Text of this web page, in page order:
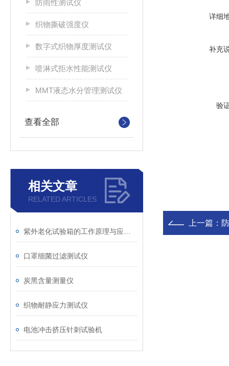
防雨性测试仪
织物撕破强度仪
数字式织物厚度测试仪
喷淋式拒水性能测试仪
MMT液态水分管理测试仪
查看全部
相关文章
RELATED ARTICLES
口罩细菌过滤测试仪
炭黑含量测量仪
织物耐静应力测试仪
电池冲击挤压针刺试验机
详细
补充
验
上一篇：